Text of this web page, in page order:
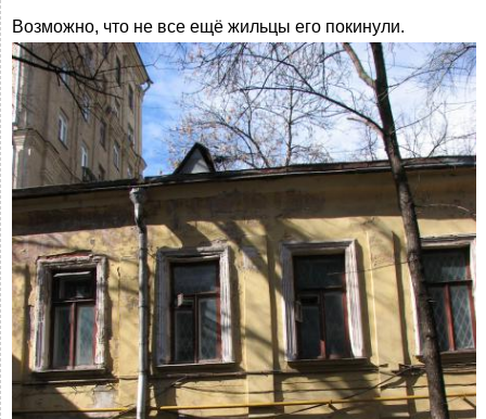
Возможно, что не все ещё жильцы его покинули.